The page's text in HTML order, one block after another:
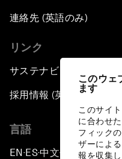
このウェ
ます
このサイ
に合わせ
フィック
ザーによ
報を収集
連絡先 (英語のみ)
リンク
サステナビリティへの取
採用情報 (英語のみ)
言語
EN ▪ES▪中文▪ 日本語